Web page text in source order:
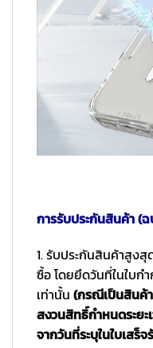
การรับประกันสินค้า (
1. รับประกันสินค้าสูงสุ
ซื้อ โดยยึดวันที่ในใบก
เท่านั้น (กรณีเป็นสินค้
สงวนสิทธิ์กำหนดระยะ
จากวันที่ระบุในใบเสร็จ